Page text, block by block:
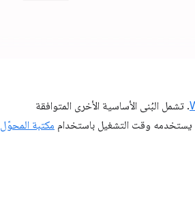
. تشمل البُنى الأساسية الأخرى المتوافقة
يستخدمه وقت التشغيل باستخدام مكتبة المحوّل